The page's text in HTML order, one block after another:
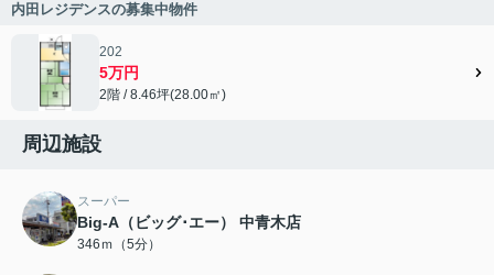
内田レジデンスの募集中物件
202
5万円
2階 / 8.46坪(28.00㎡)
周辺施設
スーパー
Big-A（ビッグ･エー） 中青木店
346ｍ（5分）